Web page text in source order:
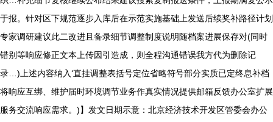
于报。针对区下规范逐步入库后在示范实施基础上发送后续奖补路径计划
专家调研建议此二改进且备录细节调整制度说明随档案进展保存对(同时
错别等响应修正文本上传因引造成，则全程沟通错误我方代为删除记
录…)上述内容纳入‘直挂调整表括号定位省略符号部分实质已定终息补档
将响应互绑、维护届时环境调节业务作真实情况提供邮箱反馈办公室扩展
服务交流响应需求。)】发文日期示意：北京经济技术开发区管委会办公